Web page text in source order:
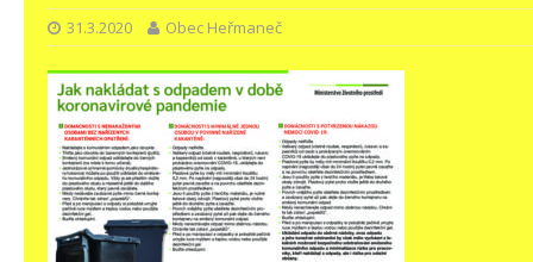
31.3.2020 Obec Heřmaneč